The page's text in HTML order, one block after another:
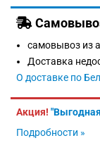
самовывоз из
Доставка
О доставке по
Акция!
Подробности »